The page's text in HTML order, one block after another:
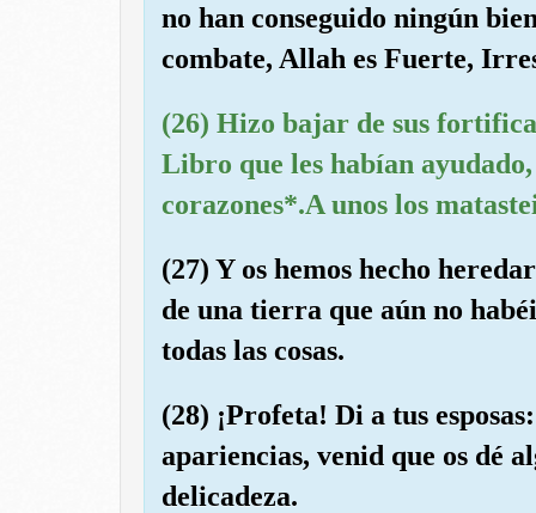
no han conseguido ningún
combate, Allah es Fuerte,
(26) Hizo bajar de sus
Libro que les habían
corazones*.A unos los
(27) Y os hemos hecho
de una tierra que aún no
todas las cosas.
(28) ¡Profeta! Di a tus
apariencias, venid que os dé
delicadeza.